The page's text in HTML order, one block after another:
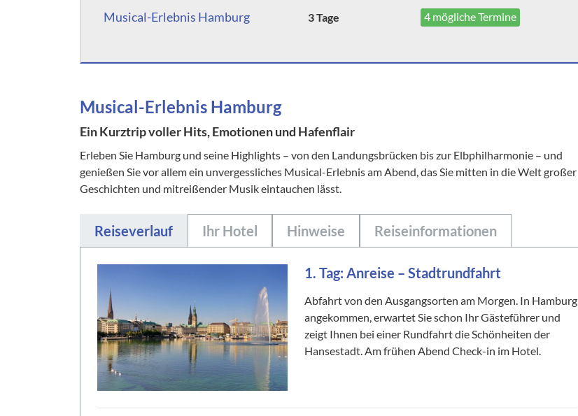
Musical-Erlebnis Hamburg 3 Tage 4 mögliche Termine
Musical-Erlebnis Hamburg
Ein Kurztrip voller Hits, Emotionen und Hafenflair
Erleben Sie Hamburg und seine Highlights – von den Landungsbrücken bis zur Elbphilharmonie – und
genießen Sie vor allem ein unvergessliches Musical-Erlebnis am Abend, das Sie mitten in die Welt großer
Geschichten und mitreißender Musik eintauchen lässt.
Reiseverlauf Ihr Hotel Hinweise Reiseinformationen
1. Tag: Anreise – Stadtrundfahrt
Abfahrt von den Ausgangsorten am Morgen. In Hamburg
angekommen, erwartet Sie schon Ihr Gästeführer und
zeigt Ihnen bei einer Rundfahrt die Schönheiten der
Hansestadt. Am frühen Abend Check-in im Hotel.